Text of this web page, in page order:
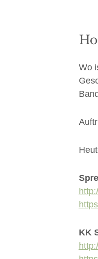
Wo
KK